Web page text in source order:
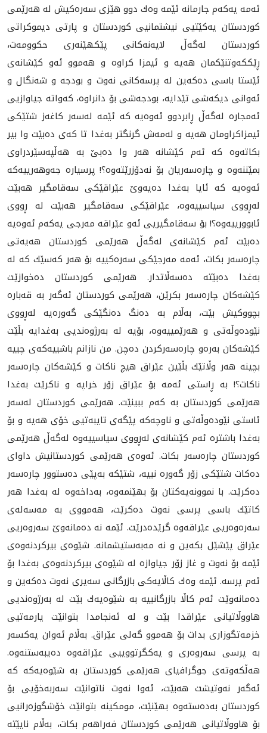
ئه‌مه‌ یه‌كه‌م جارمانه‌ ئێمه‌ وه‌ك دوو هێزی سه‌ره‌كیش له‌ هه‌رێمی
كوردستان یه‌كێتیی نیشتمانیی كوردستان و پارتی دیموكراتی
كوردستان له‌گه‌ڵ لایه‌نه‌كانی پێكهێنه‌ری حكوومه‌ت،
ڕێككه‌وتنێكمان هه‌یه‌ و ئیمزا كراوه‌ و هه‌موو ئه‌و كێشانه‌ی
ئێستا باسی ده‌كه‌ین له‌ پرسه‌كانی نه‌وت و بودجه‌ و شه‌نگال و
ئه‌وانی دیكه‌شی تێدایه‌، بودجه‌شى بۆ دانراوه‌، كه‌واته‌ جیاوازیی
ئه‌مجاره‌ له‌گه‌ڵ ڕابردوو ئه‌وه‌یه‌ كه‌ ئێمه‌ له‌سه‌ر كاغه‌ز شتێكی
ئیمزاكراومان هه‌یه‌ و له‌مه‌ش گرنگتر به‌غدا تا كه‌ی ده‌بێت وا بیر
بكاته‌وه‌ كه‌ ئه‌م كێشانه‌ هه‌ر وا ده‌بێ به‌ هه‌ڵپه‌سێردراوی
بمێننه‌وه‌ و چاره‌سه‌ریان بۆ نه‌دۆزرێته‌وه‌؟! پرسیاره‌ جه‌وهه‌رییه‌كه‌
ئه‌وه‌یه‌ كه‌ ئایا به‌غدا ده‌یه‌وێ عێراقێكی سه‌قامگیر هه‌بێت
له‌ڕووی سیاسییه‌وه‌، عێراقێكی سه‌قامگیر هه‌بێت له‌ ڕووی
ئابوورییه‌وه‌؟! بۆ سه‌قامگیريی ئه‌و عێراقه‌ مه‌رجی یه‌كه‌م ئه‌وه‌یه‌
ده‌بێت ئه‌م كێشانه‌ی له‌گه‌ڵ هه‌رێمی كوردستان هه‌یه‌تی
چاره‌سه‌ر بكات، ئه‌مه‌ مه‌رجێكی سه‌ره‌كییه‌ بۆ هه‌ر كه‌سێك كه‌ له‌
به‌غدا ده‌بێته‌ ده‌سه‌ڵاتدار. هه‌رێمی كوردستان ده‌خوازێت
كێشه‌كان چاره‌سه‌ر بكرێن، هه‌رێمی كوردستان ئه‌گه‌ر به‌ قه‌باره‌
بچووكیش بێت، به‌ڵام به‌ ده‌نگ ده‌نگێكی گه‌وره‌یه‌ له‌ڕووی
نێوده‌وڵه‌تی و هه‌رێمییه‌وه‌، بۆیه‌ له‌ به‌رژوه‌ندیی به‌غدایه‌ بڵێت
كێشه‌كان به‌ره‌و چاره‌سه‌ركردن ده‌چن. من نازانم باشییه‌كه‌ی چییه‌
بچینه‌ هه‌ر وڵاتێك بڵێین عێراق هیچ ناكات و كێشه‌كان چاره‌سه‌ر
ناكات؟! به ‌ڕاستی ئه‌مه‌ بۆ عێراق زۆر خراپه‌ و ناكرێت به‌غدا
هه‌رێمی كوردستان به‌ كه‌م ببینێت. هه‌رێمی كوردستان له‌سه‌ر
ئاستی نێوده‌وڵه‌تی و ناوچه‌كه‌ پێگه‌ی تایبه‌تیی خۆی هه‌یه‌ و بۆ
به‌غدا باشتره‌ ئه‌م كێشانه‌ی له‌ڕووی سیاسییه‌وه‌ له‌گه‌ڵ هه‌رێمی
كوردستان چاره‌سه‌ر بكات. ئه‌وه‌ی هه‌رێمی كوردستانیش داوای
ده‌كات شتێكی زۆر گه‌وره‌ نییه‌، شتێكه‌ به‌پێی ده‌ستوور چاره‌سه‌ر
ده‌كرێت. با نموونه‌یه‌كتان بۆ بهێنمه‌وه‌، به‌داخه‌وه‌ له‌ به‌غدا هه‌ر
كاتێك باسی پرسی نه‌وت ده‌كرێت، هه‌مووی به‌ مه‌سه‌له‌ی
سه‌ره‌وه‌ریی عێراقه‌وه‌ گرێده‌درێت. ئێمه‌ نه‌ ده‌مانه‌وێ سه‌روه‌ريی
عێراق پێشێل بكه‌ین و نه‌ مه‌به‌ستیشمانه‌. شێوه‌ی بیركردنه‌وه‌ی
ئێمه‌ بۆ نه‌وت و غاز زۆر جیاوازه‌ له‌ شێوه‌ی بیركردنه‌وه‌ی به‌غدا بۆ
ئه‌م پرسه‌. ئێمه‌ وه‌ك كاڵایه‌كی بازرگانی سه‌یری نه‌وت ده‌كه‌ین و
ده‌مانه‌وێت ئه‌م كاڵا بازرگانییه‌ به ‌شێوه‌یه‌ك بێت له‌ به‌رژوه‌ندیی
هاووڵاتیانی عێراقدا بێت و له‌ ئه‌نجامدا بتوانێت یارمه‌تیی
خزمه‌تگوزاری بدات بۆ هه‌موو گه‌لی عێراق. به‌ڵام ئه‌وان یه‌كسه‌ر
به‌ پرسی سه‌روه‌ری و یه‌كگرتوویيی عێراقه‌وه‌ ده‌یبه‌ستنه‌وه‌.
هه‌ڵكه‌وته‌ی جوگرافیای هه‌رێمی كوردستان به‌ شێوه‌یه‌كه‌ كه‌
ئه‌گه‌ر نه‌وتیشت هه‌بێت، ئه‌وا نه‌وت ناتوانێت سه‌ربه‌خۆیی بۆ
كوردستان به‌ده‌سته‌وه‌ بهێنێت، مومكینه‌ بتوانێت خۆشگوزه‌رانیی
بۆ هاووڵاتیانی هه‌رێمی كوردستان فه‌راهه‌م بكات، به‌ڵام نایێته‌